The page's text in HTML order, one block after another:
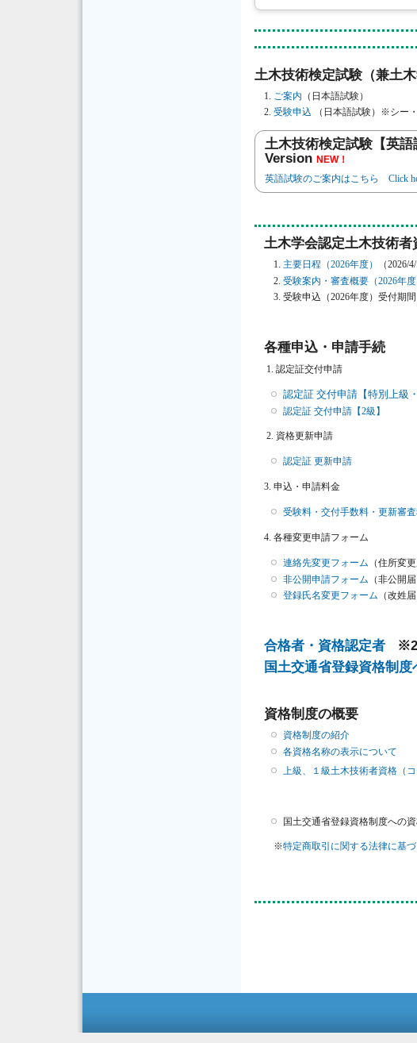
土木技術検定試験（兼土
ご案内 （日本語試験）
受験申込 （日本語試験）※シー
土木技術検定試験【英
Version NEW！
英語試験のご案内はこちら Click
土木学会認定土木技術者
主要日程（2026年度）
（2026/
受験案内・審査概要（2026年度
受験申込（2026年度）受付期
各種申込・申請手続
1. 認定証交付申請
認定証 交付申請【特別上級
認定証 交付申請【2級】
2. 資格更新申請
認定証 更新申請
3. 申込・申請料金
受験料・交付手数料・更新審
4. 各種変更申請フォーム
連絡先変更フォーム （住所変更
非公開申請フォーム （非公開届
登録氏名変更フォーム （改姓届
合格者・資格認定者
国土交通省登録資格制
資格制度の概要
資格制度の紹介
各資格名称の表示について
上級、１級土木技術者資格（
国土交通省登録資格制度への
※特定商取引に関する法律に基